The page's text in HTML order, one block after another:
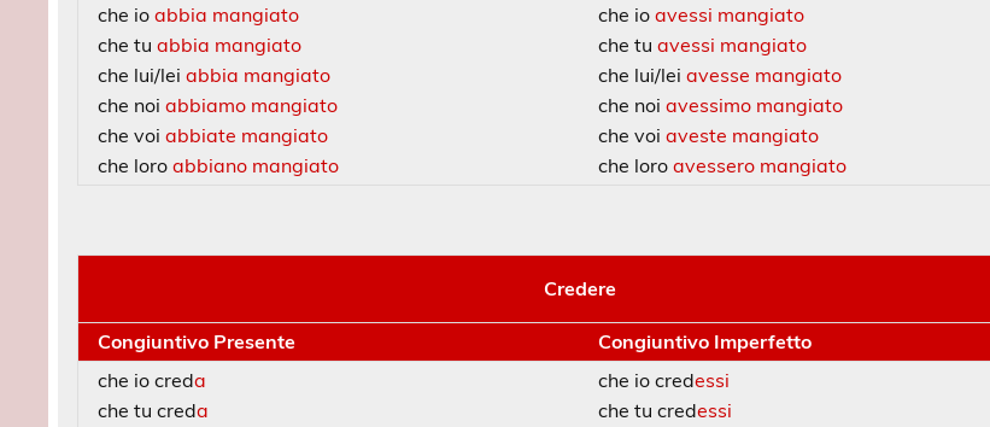
che ioabbia mangiato
che tuabbia mangiato
che lui/leiabbia mangiato
che noi abbiamo mangiato
che voiabbiate mangiato
che loroabbiano mangiato
che ioavessi mangiato
che tuavessi mangiato
che lui/leiavesse mangiato
che noi avessimo mangiato
che voiaveste mangiato
che loroavessero mangiato
Credere
Congiuntivo Presente
Congiuntivo Imperfetto
che io creda
che tu creda
che io credessi
che tu credessi